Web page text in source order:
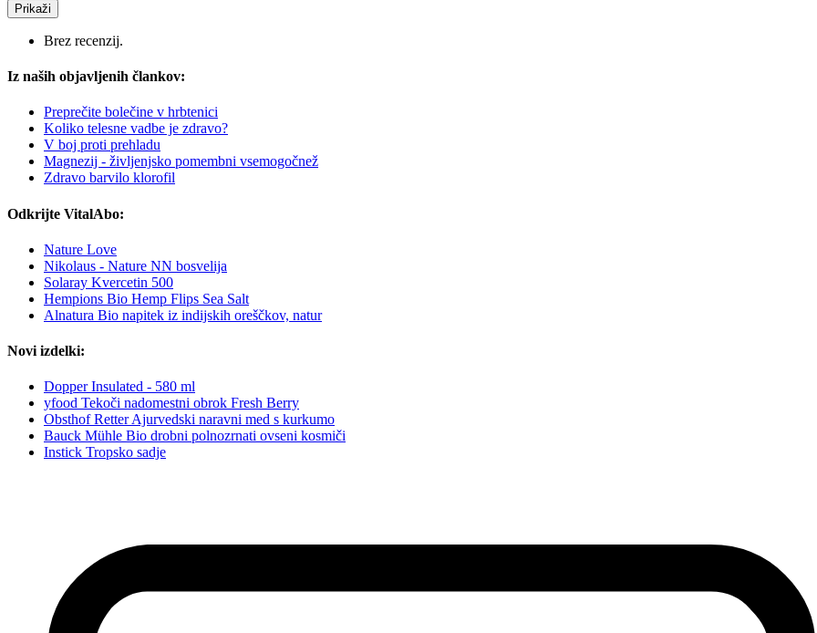
Prikaži
Brez recenzij.
Iz naših objavljenih člankov:
Preprečite bolečine v hrbtenici
Koliko telesne vadbe je zdravo?
V boj proti prehladu
Magnezij - življenjsko pomembni vsemogočnež
Zdravo barvilo klorofil
Odkrijte VitalAbo:
Nature Love
Nikolaus - Nature NN bosvelija
Solaray Kvercetin 500
Hempions Bio Hemp Flips Sea Salt
Alnatura Bio napitek iz indijskih oreščkov, natur
Novi izdelki:
Dopper Insulated - 580 ml
yfood Tekoči nadomestni obrok Fresh Berry
Obsthof Retter Ajurvedski naravni med s kurkumo
Bauck Mühle Bio drobni polnozrnati ovseni kosmiči
Instick Tropsko sadje